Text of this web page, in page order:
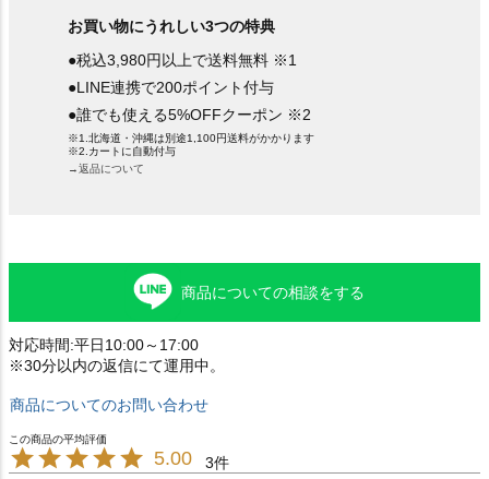
お買い物にうれしい3つの特典
●税込3,980円以上で送料無料 ※1
●LINE連携で200ポイント付与
●誰でも使える5%OFFクーポン ※2
※1.北海道・沖縄は別途1,100円送料がかかります
※2.カートに自動付与
→返品について
商品についての相談をする
対応時間:平日10:00～17:00
※30分以内の返信にて運用中。
商品についてのお問い合わせ
5.00 3